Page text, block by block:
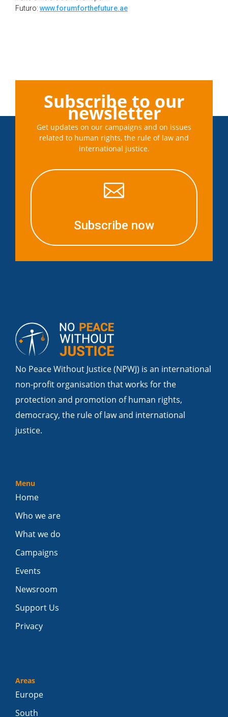
Futuro: www.forumforthefuture.ae
Subscribe to our
newsletter
Get updates on our campaigns and on issues
related to human rights, the rule of law and
international justice.

Subscribe now
No Peace Without Justice (NPWJ) is an international
non-profit organisation that works for the
protection and promotion of human rights,
democracy, the rule of law and international
justice.
Menu
Home
Who we are
What we do
Campaigns
Events
Newsroom
Support Us
Privacy
Areas
Europe
South